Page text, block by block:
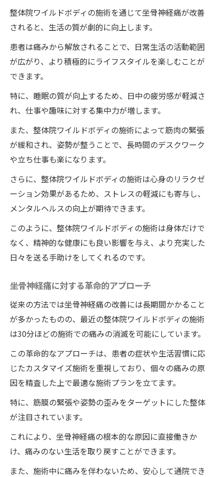
整体院ワイルドボディの施術を通じて坐骨神経痛が改善
されると、生活の質が劇的に向上します。
患者は痛みから解放されることで、日常生活の活動範囲
が広がり、より積極的にライフスタイルを楽しむことが
できます。
特に、睡眠の質が向上するため、日中の疲労感が軽減さ
れ、仕事や趣味に対する集中力が増します。
また、整体院ワイルドボディの施術によって筋肉の緊張
が緩和され、姿勢が整うことで、長時間のデスクワーク
や立ち仕事も楽になります。
さらに、整体院ワイルドボディの施術は心身のリラクゼ
ーション効果があるため、ストレスの軽減にも寄与し、
メンタルヘルスの向上が期待できます。
このように、整体院ワイルドボディの施術は身体だけで
なく、精神的な健康にも良い影響を与え、より充実した
日々を送る手助けをしてくれるのです。
坐骨神経痛に対する革命的アプローチ
従来の方法では坐骨神経痛の改善には長期間かかること
が多かったものの、最近の整体院ワイルドボディの施術
は30分ほどの施術での痛みの消滅を可能にしています。
この革命的なアプローチは、患者の症状や生活習慣に応
じたカスタマイズ施術を重視しており、個々の痛みの原
因を精査した上で最適な施術プランを立てます。
特に、筋膜の緊張や姿勢の歪みをターゲットにした整体
が注目されています。
これにより、坐骨神経痛の根本的な原因に直接働きか
け、痛みのない生活を取り戻すことができます。
また、施術中に痛みを伴わないため、安心して通院でき